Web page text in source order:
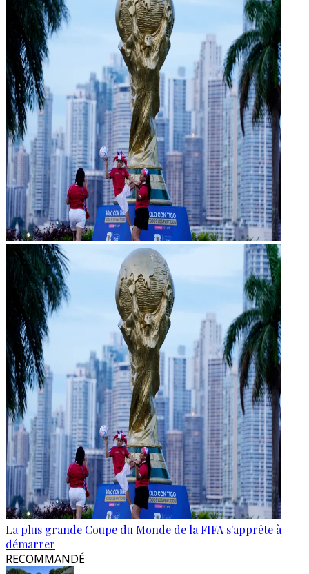
La plus grande Coupe du Monde de la FIFA s'apprête à
démarrer
RECOMMANDÉ